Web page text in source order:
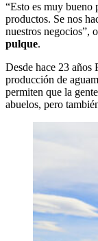
“Esto es muy bueno
productos. Se nos
nuestros negocios”,
pulque.
Desde hace 23 años
producción de
permiten que la
abuelos, pero